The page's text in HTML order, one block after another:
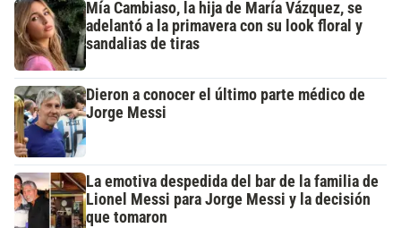
Mía Cambiaso, la hija de María Vázquez, se
adelantó a la primavera con su look floral y
sandalias de tiras
Dieron a conocer el último parte médico de
Jorge Messi
La emotiva despedida del bar de la familia de
Lionel Messi para Jorge Messi y la decisión
que tomaron